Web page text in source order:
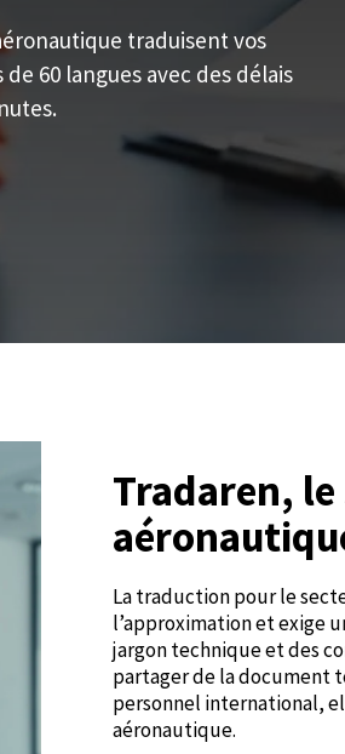
traduisent vos
60 langues avec des délais
Tradaren,
La traduction pour le
l’approximation et exige
jargon technique et des
partager de la document
personnel international,
aéronautique.